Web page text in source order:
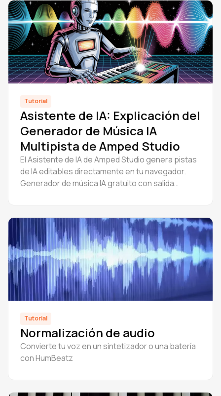
Tutorial
Asistente de IA: Explicación del
Generador de Música IA
Multipista de Amped Studio
El Asistente de IA de Amped Studio genera pistas
de IA editables directamente en tu navegador.
Generador de música IA gratuito con salida
Tutorial
Normalización de audio
Convierte tu voz en un sintetizador o una batería
con HumBeatz